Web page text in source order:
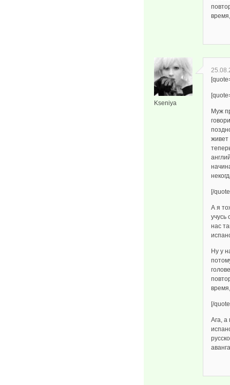
Kseniya
Муж
живет
[/
А я
учусь
нас
Ну у
[/
Ага, а